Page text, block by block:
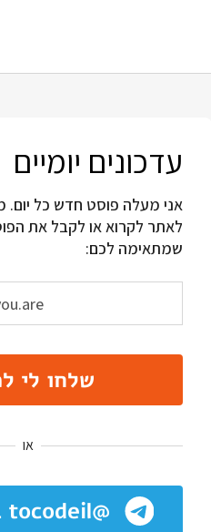
עדכונים יומיים
אני מעלה פוסט חדש כל יום.
לאתר לקרוא או לקבל את
שמתאימה לכם:
שלחו לי
או
@tocodeil בטלגרם